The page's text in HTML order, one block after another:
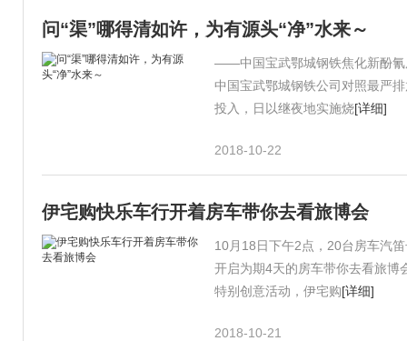
问“渠”哪得清如许，为有源头“净”水来～
——中国宝武鄂城钢铁焦化新酚氰
中国宝武鄂城钢铁公司对照最严
投入，日以继夜地实施烧[详细]
2018-10-22
伊宅购快乐车行开着房车带你去看旅博会
10月18日下午2点，20台房车汽
开启为期4天的房车带你去看旅博
特别创意活动，伊宅购[详细]
2018-10-21